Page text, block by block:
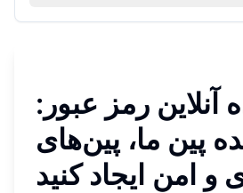
آنلاین رمز عبور:
پین ما، پین‌های
و امن ایجاد کنید